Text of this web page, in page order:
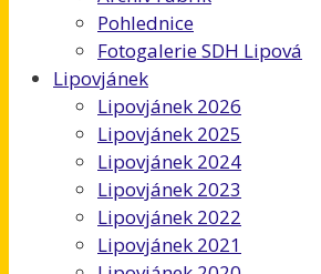
Pohlednice
Fotogalerie SDH Lipová
Lipovjánek
Lipovjánek 2026
Lipovjánek 2025
Lipovjánek 2024
Lipovjánek 2023
Lipovjánek 2022
Lipovjánek 2021